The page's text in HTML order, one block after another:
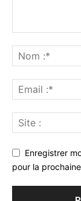
Enregistrer
pour la